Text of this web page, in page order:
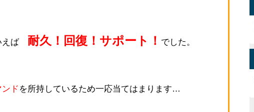
えば 耐久！回復！サポート！ でした。
ド を所持しているため一応当てはまります…